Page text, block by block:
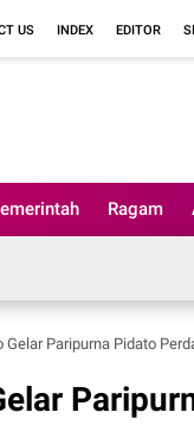
US INDEX EDITOR
Ragam
Gelar Paripurna Pidato